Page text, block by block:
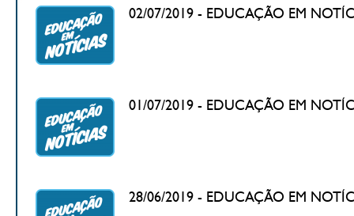
02/07/2019 - EDUCAÇÃO EM
01/07/2019 - EDUCAÇÃO EM
28/06/2019 - EDUCAÇÃO EM